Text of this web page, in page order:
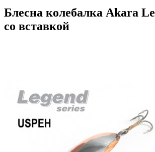
Блесна колебалка Akara
со вставкой